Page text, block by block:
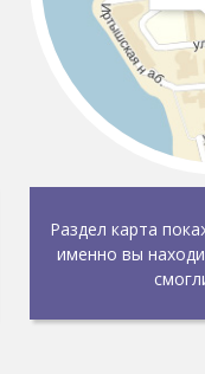
Раздел карта
именно вы